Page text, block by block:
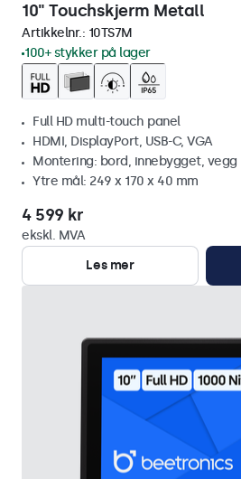
10" Touchskjerm Metall
Artikkelnr.: 10TS7M
100+ stykker på lager
Full HD multi-touch panel
HDMI, DisplayPort, USB-C, VGA
Montering: bord, innebygget, vegg
Ytre mål: 249 x 170 x 40 mm
4 599 kr
ekskl. MVA
Les mer